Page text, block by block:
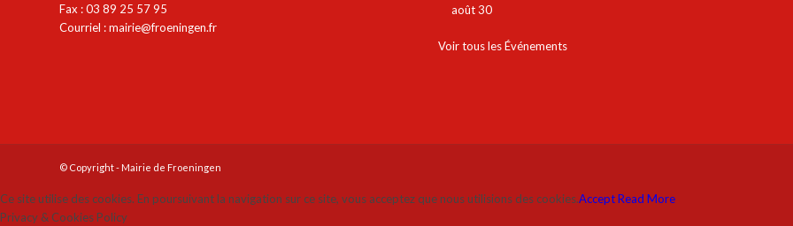
Fax : 03 89 25 57 95
Courriel :mairie@froeningen.fr
août 30
Voir tous les Événements
© Copyright - Mairie de Froeningen
Ce site utilise des cookies. En poursuivant la navigation sur ce site, vous acceptez que nous utilisions des cookies.AcceptRead More
Privacy & Cookies Policy